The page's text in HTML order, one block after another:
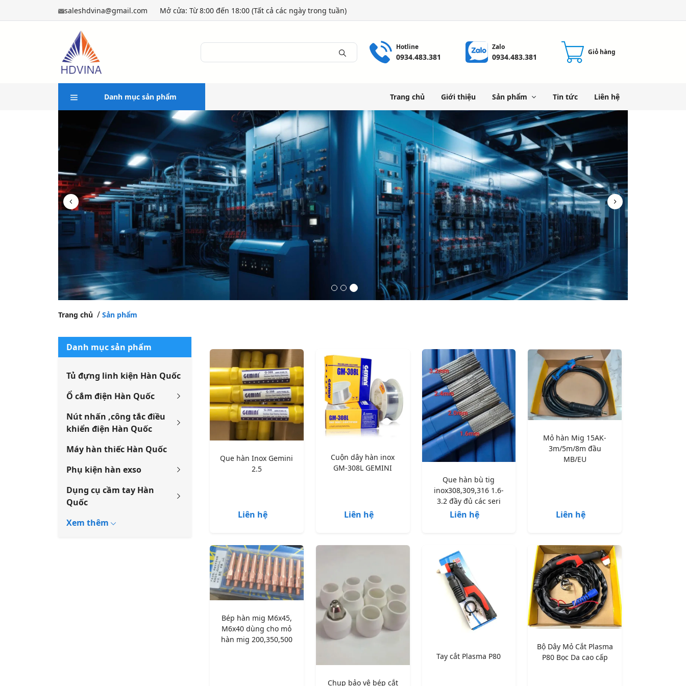
saleshdvina@gmail.com Mở cửa: Từ 8:00 đến 18:00 (Tất cả các ngày trong tuần)
Hotline
0934.483.381
Zalo
0934.483.381 Giỏ hàng
Danh mục sản phẩm Trang chủ Giới thiệu Sản phẩm Tin tức Liên hệ
Trang chủ Sản phẩm
Danh mục sản phẩm
Tủ đựng linh kiện Hàn Quốc
Ổ cắm điện Hàn Quốc
Nút nhấn ,công tắc điều
khiển điện Hàn Quốc
Máy hàn thiếc Hàn Quốc
Phụ kiện hàn exso
Dụng cụ cầm tay Hàn
Quốc
Que hàn Inox Gemini
2.5
Liên hệ
Cuộn dây hàn inox
GM-308L GEMINI
Liên hệ
Que hàn bù tig
inox308,309,316 1.6-
3.2 đầy đủ các seri
Liên hệ
Mỏ hàn Mig 15AK-
3m/5m/8m đầu
MB/EU
Liên hệ
Bép hàn mig M6x45,
M6x40 dùng cho mỏ
hàn mig 200,350,500
Chụp bảo vệ bép cắt
Tay cắt Plasma P80
Bộ Dây Mỏ Cắt Plasma
P80 Bọc Da cao cấp